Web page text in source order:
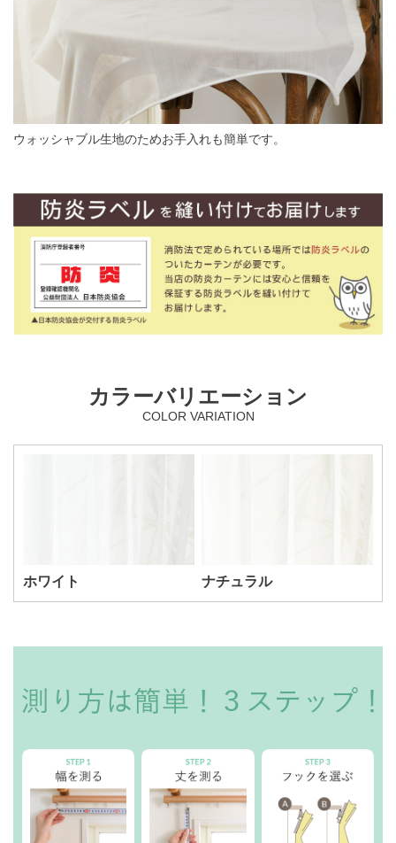
ウォッシャブル生地のためお手入れも簡単です。
カラーバリエーション
COLOR VARIATION
ホワイト ナチュラル